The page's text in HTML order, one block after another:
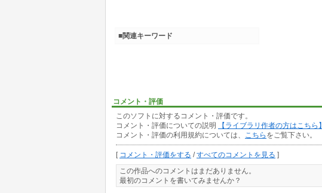
コメント・評価
このソフトに対するコメント・評価です。
コメント・評価についての説明
【ライブラリ作者の方はこちら】
コメント・評価の利用規約については、
こちら をご覧下さい。
[ コメント・評価をする /すべてのコメントを見る ]
この作品へのコメントはまだありません。
最初のコメントを書いてみませんか？
■関連キーワード